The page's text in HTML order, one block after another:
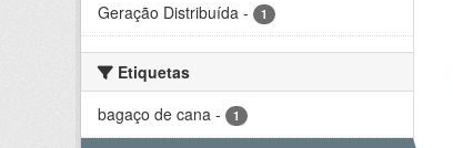
Geração Distribuída - 1
Etiquetas
bagaço de cana - 1